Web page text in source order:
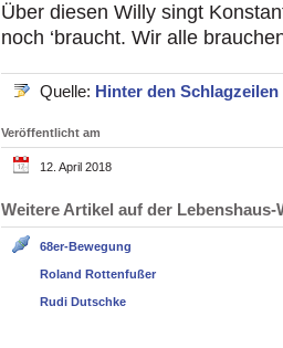
Über diesen Willy singt
noch ‘braucht. Wir alle
Quelle: Hinter den Schlagzeilen
Veröffentlicht am
12. April 2018
Weitere Artikel auf der
68er-Bewegung
Roland Rottenfußer
Rudi Dutschke